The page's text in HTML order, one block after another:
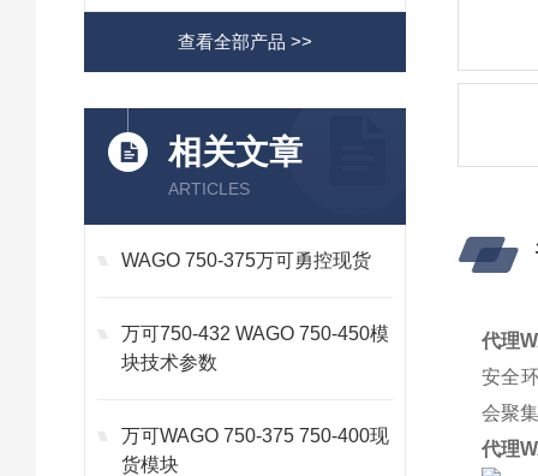
查看全部产品 >>
相关文章
ARTICLES
WAGO 750-375万可勇控现货
万可750-432 WAGO 750-450模
块技术参数
万可WAGO 750-375 750-400现
货模块
代理
安全
会聚
代理